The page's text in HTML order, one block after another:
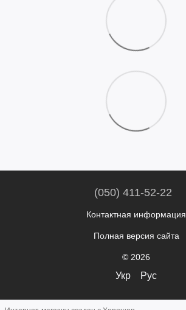
(050) 411-52-22
Контактная информация
Полная версия сайта
© 2026
Укр Рус